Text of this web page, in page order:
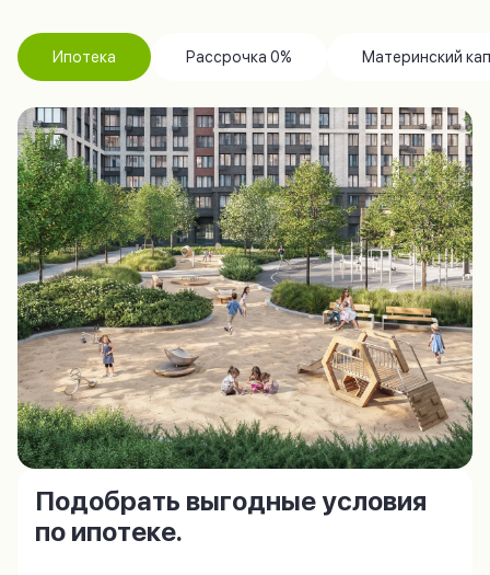
Ипотека Рассрочка 0% Материнский
Подобрать выгодные условия
по ипотеке.